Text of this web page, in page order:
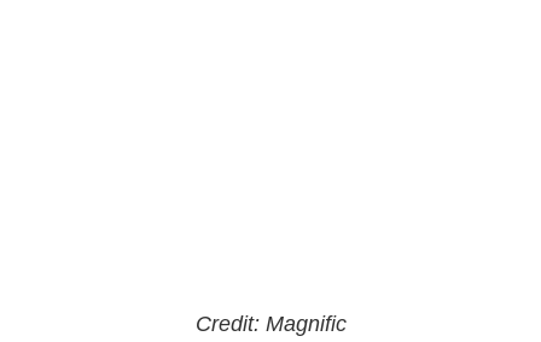
Credit: Magnific